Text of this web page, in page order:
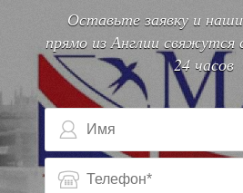
Оставьте заявку и
прямо из Англии свяжутся
24 часов